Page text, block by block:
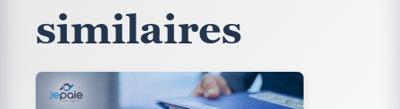
similaires